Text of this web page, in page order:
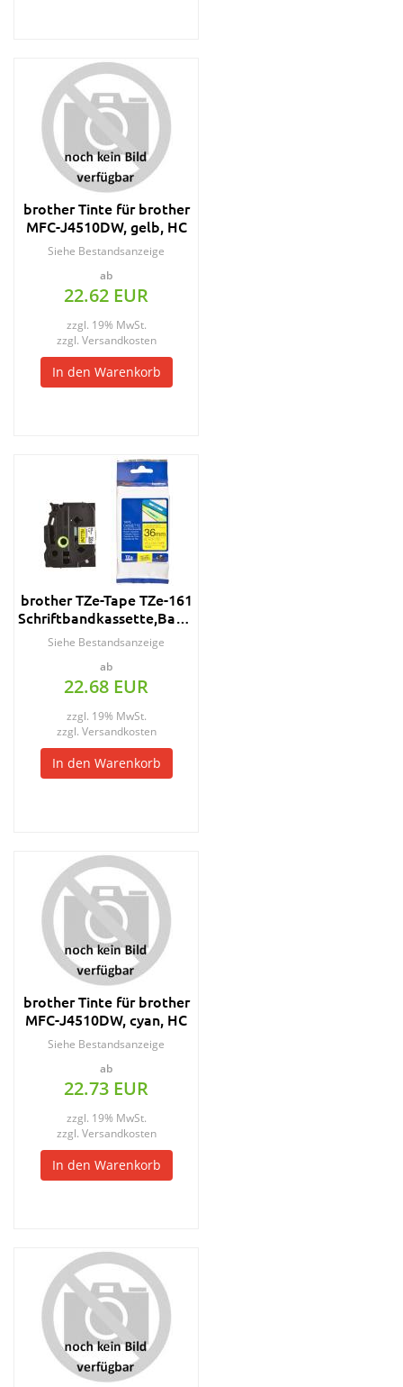
brother Tinte für brother
MFC-J4510DW, gelb, HC
Siehe Bestandsanzeige
ab
22.62 EUR
zzgl. 19% MwSt.
zzgl. Versandkosten
In den Warenkorb
brother TZe-Tape TZe-161
Schriftbandkassette,Bandbreite:36mm
Siehe Bestandsanzeige
ab
22.68 EUR
zzgl. 19% MwSt.
zzgl. Versandkosten
In den Warenkorb
brother Tinte für brother
MFC-J4510DW, cyan, HC
Siehe Bestandsanzeige
ab
22.73 EUR
zzgl. 19% MwSt.
zzgl. Versandkosten
In den Warenkorb